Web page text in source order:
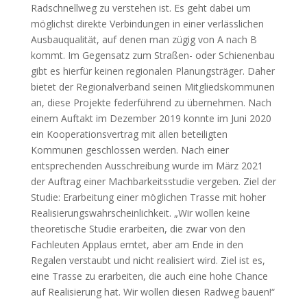
Radschnellweg zu verstehen ist. Es geht dabei um
möglichst direkte Verbindungen in einer verlässlichen
Ausbauqualität, auf denen man zügig von A nach B
kommt. Im Gegensatz zum Straßen- oder Schienenbau
gibt es hierfür keinen regionalen Planungsträger. Daher
bietet der Regionalverband seinen Mitgliedskommunen
an, diese Projekte federführend zu übernehmen. Nach
einem Auftakt im Dezember 2019 konnte im Juni 2020
ein Kooperationsvertrag mit allen beteiligten
Kommunen geschlossen werden. Nach einer
entsprechenden Ausschreibung wurde im März 2021
der Auftrag einer Machbarkeitsstudie vergeben. Ziel der
Studie: Erarbeitung einer möglichen Trasse mit hoher
Realisierungswahrscheinlichkeit. „Wir wollen keine
theoretische Studie erarbeiten, die zwar von den
Fachleuten Applaus erntet, aber am Ende in den
Regalen verstaubt und nicht realisiert wird. Ziel ist es,
eine Trasse zu erarbeiten, die auch eine hohe Chance
auf Realisierung hat. Wir wollen diesen Radweg bauen!“